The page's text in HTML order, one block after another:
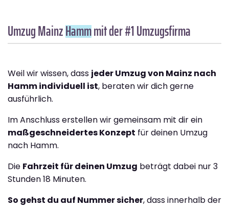
Umzug MainzHammmit der #1 Umzugsfirma
Weil wir wissen, dass jeder Umzug von Mainz nach
Hamm individuell ist, beraten wir dich gerne
ausführlich.
Im Anschluss erstellen wir gemeinsam mit dir ein
maßgeschneidertes Konzept für deinen Umzug
nach Hamm.
Die Fahrzeit für deinen Umzug beträgt dabei nur 3
Stunden 18 Minuten.
So gehst du auf Nummer sicher, dass innerhalb der